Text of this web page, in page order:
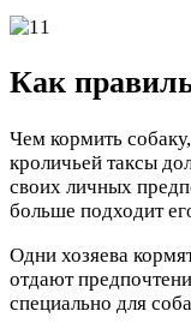
Как
Чем кормить
кроличьей таксы
своих личных
больше подходит
Одни хозяева
отдают
специально для